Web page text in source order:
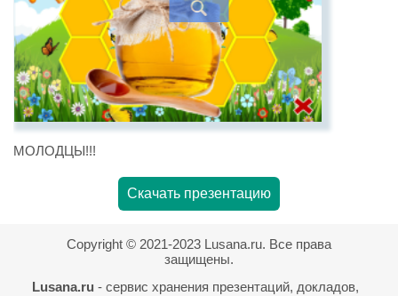
МОЛОДЦЫ!!!
Скачать презентацию
Copyright © 2021-2023 Lusana.ru. Все права
защищены.
Lusana.ru - сервис хранения презентаций, докладов,